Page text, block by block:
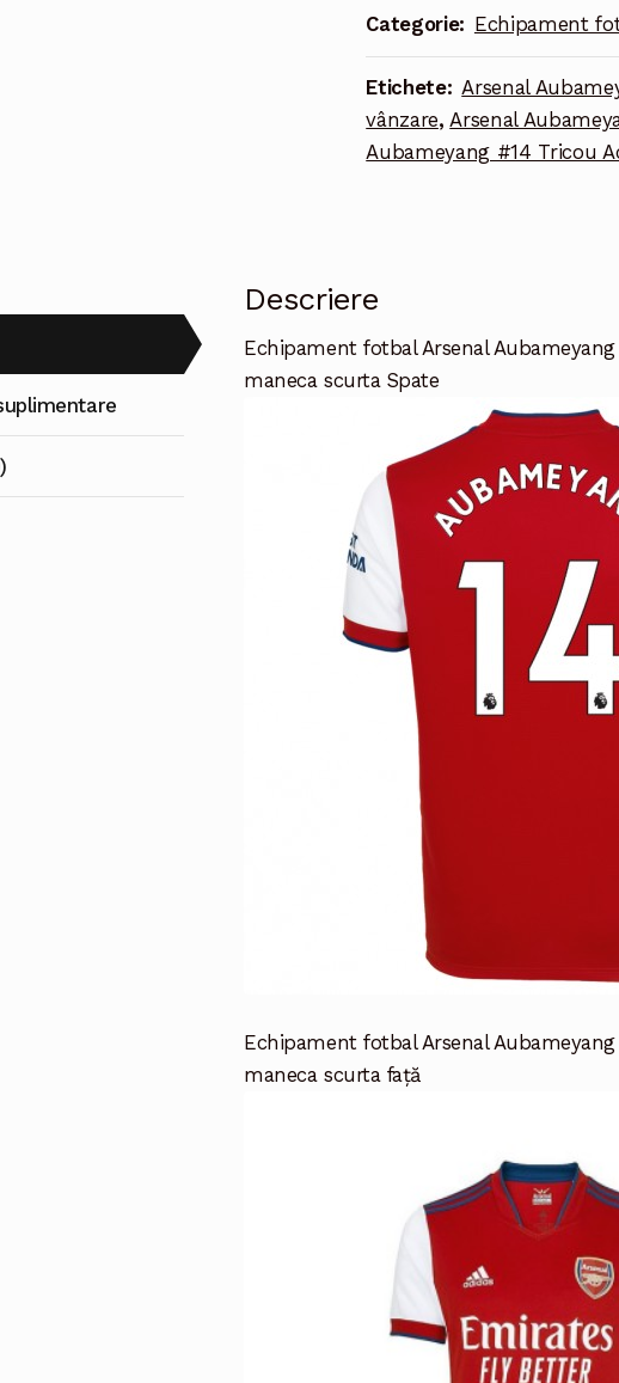
Tricou
2021-
2022
maneca
Categorie: Echipament
Etichete: Arsenal
vânzare,Arsenal
Aubameyang #14 Tricou
Descriere
Echipament fotbal Arsenal Aubameyang
maneca scurta Spate
Echipament fotbal Arsenal Aubameyang
maneca scurta față